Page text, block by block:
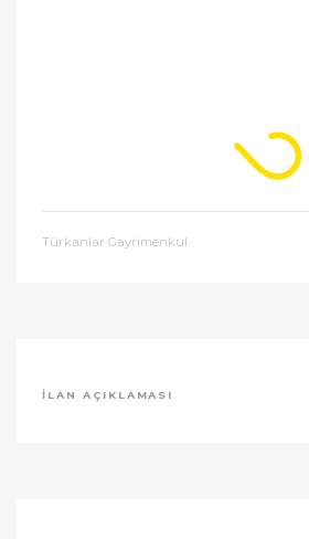
Türkanlar Gayrimenkul
İLAN AÇIKLAMASI